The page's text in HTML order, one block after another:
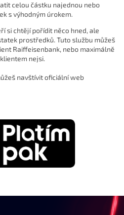
celou částku najednou nebo
s výhodným úrokem.
si chtějí pořídit něco hned, ale
prostředků. Tuto službu můžeš
Raiffeisenbank, nebo maximálně
nejsi.
navštívit oficiální web